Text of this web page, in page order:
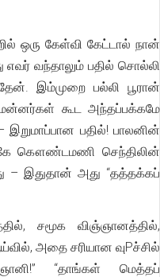
ஒரு கேள்வி கேட்டால் நான்
எவர் வந்தாலும் பதில் சொல்லி
இம்முறை பல்லி பூரான்
கூட அந்தப்பக்கமே
பதில்! பாலனின்
கௌண்டமணி செந்திலின்
– இதுதான் அது “தத்தக்கப்
சமூக விஞ்ஞானத்தில்,
அதை சரியான வுPச்சில்
“தாங்கள் மெத்தப்